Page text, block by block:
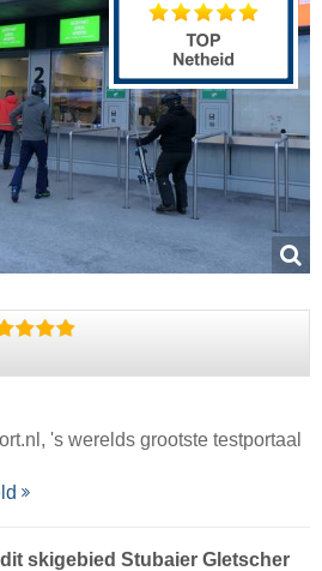
, 's werelds grootste testportaal
skigebied Stubaier Gletscher